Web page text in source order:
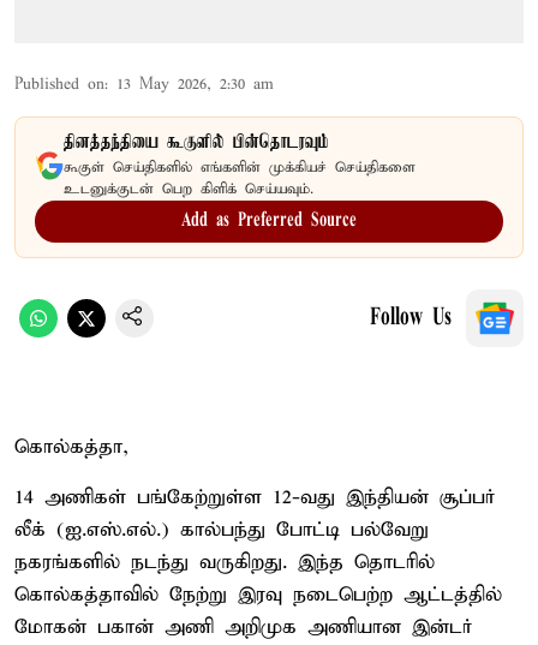
Published on: 13 May 2026, 2:30 am
தினத்தந்தியை கூகுளில் பின்தொடரவும்
கூகுள் செய்திகளில் எங்களின் முக்கியச் செய்திகளை
உடனுக்குடன் பெற கிளிக் செய்யவும்.
Add as Preferred Source
Follow Us
கொல்கத்தா,
14 அணிகள் பங்கேற்றுள்ள 12-வது இந்தியன் சூப்பர்
லீக் (ஐ.எஸ்.எல்.) கால்பந்து போட்டி பல்வேறு
நகரங்களில் நடந்து வருகிறது. இந்த தொடரில்
கொல்கத்தாவில் நேற்று இரவு நடைபெற்ற ஆட்டத்தில்
மோகன் பகான் அணி அறிமுக அணியான இன்டர்